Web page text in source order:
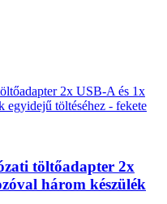
töltőadapter 2x
három készülék